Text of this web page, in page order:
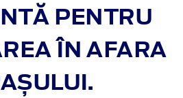
PENTRU
ÎN AFARA